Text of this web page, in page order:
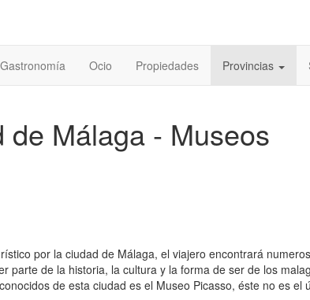
Gastronomía Ocio Propiedades Provincias
de Málaga - Museos
por la ciudad de Málaga, el viajero encontrará
parte de la historia, la cultura y la forma de ser de los
de esta ciudad es el Museo Picasso, éste no es el